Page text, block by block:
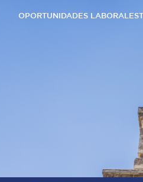
OPORTUNIDADES LABORALES